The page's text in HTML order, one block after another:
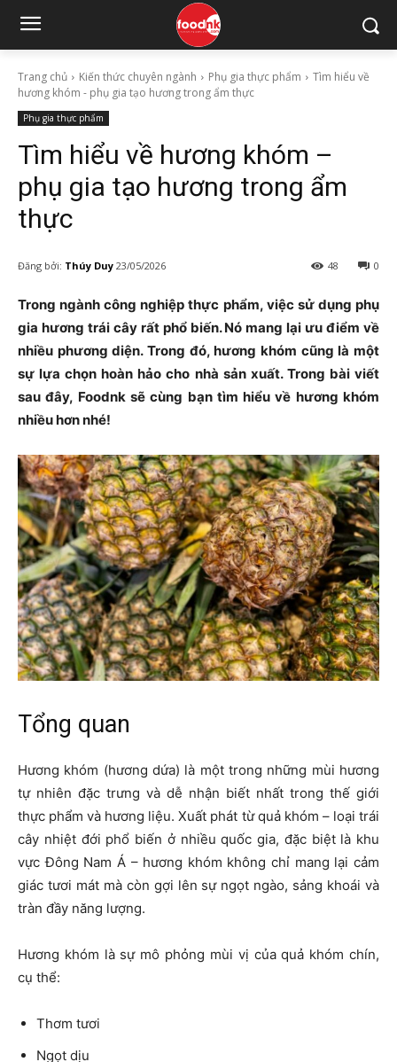
Trang chủ Kiến thức chuyên ngành Phụ gia thực phẩm
Tìm hiểu về
hương khóm - phụ gia tạo hương trong ẩm thực
Phụ gia thực phẩm
Tìm hiểu về hương khóm –
phụ gia tạo hương trong ẩm
thực
Đăng bởi: Thúy Duy 23/05/2026 0
48
Trong ngành công nghiệp thực phẩm, việc sử dụng phụ
gia hương trái cây rất phổ biến. Nó mang lại ưu điểm về
nhiều phương diện. Trong đó, hương khóm cũng là một
sự lựa chọn hoàn hảo cho nhà sản xuất. Trong bài viết
sau đây, Foodnk sẽ cùng bạn tìm hiểu về hương khóm
nhiều hơn nhé!
Tổng quan
Hương khóm (hương dứa) là một trong những mùi hương
tự nhiên đặc trưng và dễ nhận biết nhất trong thế giới
thực phẩm và hương liệu. Xuất phát từ quả khóm – loại trái
cây nhiệt đới phổ biến ở nhiều quốc gia, đặc biệt là khu
vực Đông Nam Á – hương khóm không chỉ mang lại cảm
giác tươi mát mà còn gợi lên sự ngọt ngào, sảng khoái và
tràn đầy năng lượng.
Hương khóm là sự mô phỏng mùi vị của quả khóm chín,
cụ thể:
Thơm tươi
Ngọt dịu